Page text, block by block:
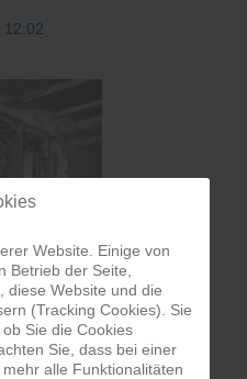
12:02
Website. Einige von
Betrieb der Seite,
diese Website und die
(Tracking Cookies). Sie
Sie die Cookies
Sie, dass bei einer
alle Funktionalitäten